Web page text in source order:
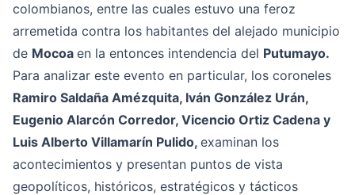
colombianos, entre las cuales estuvo una feroz
arremetida contra los habitantes del alejado municipio
de Mocoa en la entonces intendencia del Putumayo.
Para analizar este evento en particular, los coroneles
Ramiro Saldaña Amézquita, Iván González Urán,
Eugenio Alarcón Corredor, Vicencio Ortiz Cadena y
Luis Alberto Villamarín Pulido, examinan los
acontecimientos y presentan puntos de vista
geopolíticos, históricos, estratégicos y tácticos